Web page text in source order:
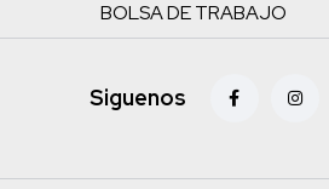
BOLSA DE TRABAJO
Siguenos